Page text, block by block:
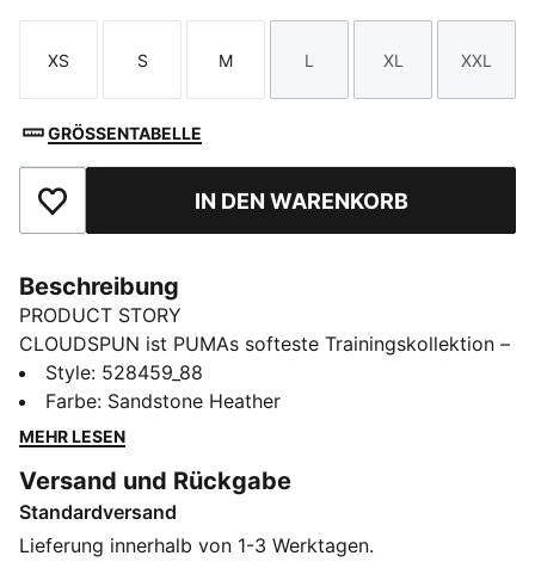
Größe
XS
Größe
S
Größe
M
Größe
L
Größe
XL
Größe
XXL
GRÖSSENTABELLE
Zu Favoriten hinzufügenIN DEN WARENKORB
Beschreibung
PRODUCT STORY
CLOUDSPUN ist PUMAs softeste Trainingskollektion –
ultrabequem, atmungsaktiv und maximal flexibel. Dank
Vier-Wege-Stretch passt sich jedes Piece perfekt an
deine Bewegungen an, während die
angenehm trockenes Tragegefühl sorgt. CLOUDSPUN
passt sich deinem Flow an, unterstützt jeden Stretch
und jede Bewegung – mit einem Softness-Level, das
Style: 528459_88
Farbe: Sandstone Heather
MEHR LESEN
Versand und Rückgabe
Standardversand
Lieferung innerhalb von 1-3 Werktagen.